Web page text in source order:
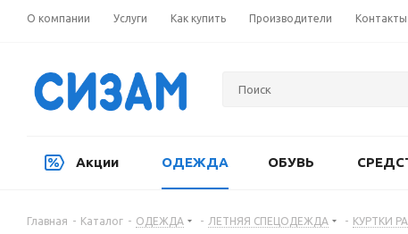
О компании Услуги Как купить Производители Контакты
Акции ОДЕЖДА ОБУВЬ
Главная - Каталог - ОДЕЖДА - ЛЕТНЯЯ СПЕЦОДЕЖДА - КУРТКИ